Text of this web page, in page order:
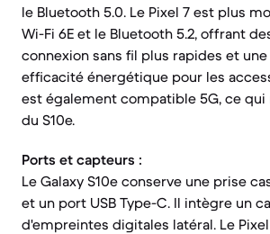
le Bluetooth 5.0. Le Pixel 7 est plus
Wi-Fi 6E et le Bluetooth 5.2, offrant
connexion sans fil plus rapides et
efficacité énergétique pour les
est également compatible 5G, ce qui
du S10e.
Ports et capteurs :
Le Galaxy S10e conserve une prise
et un port USB Type-C. Il intègre un
d'empreintes digitales latéral. Le